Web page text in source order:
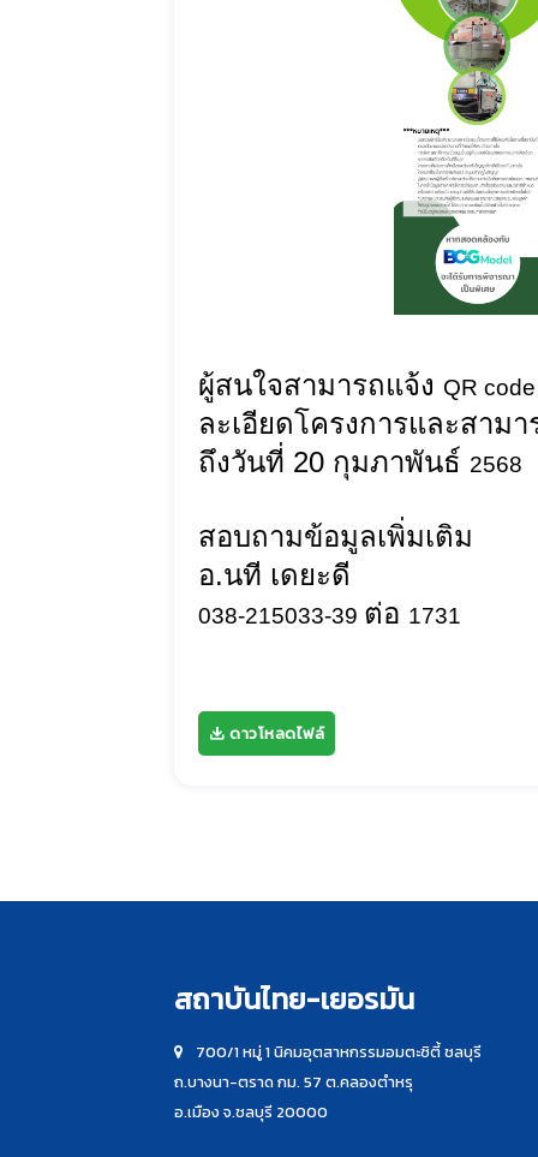
ผู้สนใจสามารถแจ้ง QR
ละเอียดโครงการและสาม
ถึงวันที่ 20 กุมภาพันธ์ 2568
สอบถามข้อมูลเพิ่มเติม
อ.นที เดยะดี
038-215033-39 ต่อ 1731
ดาวโหลดไฟล์
สถาบันไทย-เยอรมัน
700/1 หมู่ 1 นิคมอุตสาหกรรมอมตะซิตี้ ชลบุรี
ถ.บางนา-ตราด กม. 57 ต.คลองตำหรุ
อ.เมือง จ.ชลบุรี 20000